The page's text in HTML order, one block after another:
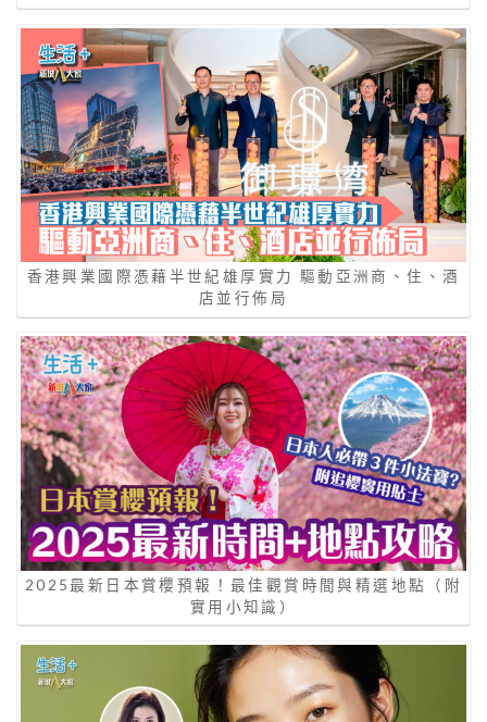
香港興業國際憑藉半世紀雄厚實力 驅動亞洲商、住、酒
店並行佈局
2025最新日本賞櫻預報！最佳觀賞時間與精選地點（附
實用小知識）